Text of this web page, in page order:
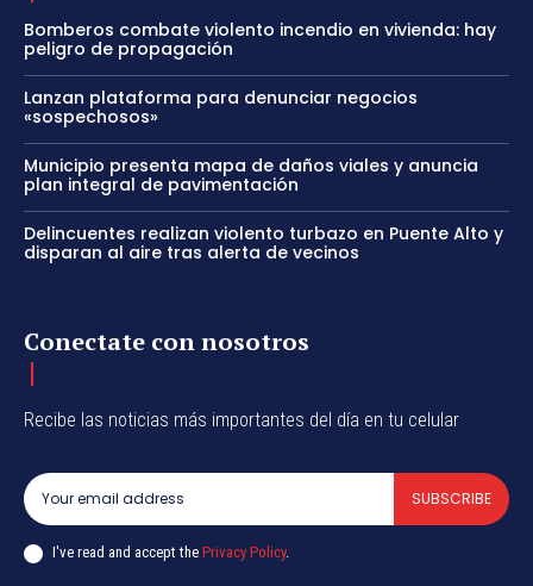
Bomberos combate violento incendio en vivienda: hay
peligro de propagación
Lanzan plataforma para denunciar negocios
«sospechosos»
Municipio presenta mapa de daños viales y anuncia
plan integral de pavimentación
Delincuentes realizan violento turbazo en Puente Alto y
disparan al aire tras alerta de vecinos
Conectate con nosotros
Recibe las noticias más importantes del día en tu celular
SUBSCRIBE
I've read and accept the Privacy Policy.